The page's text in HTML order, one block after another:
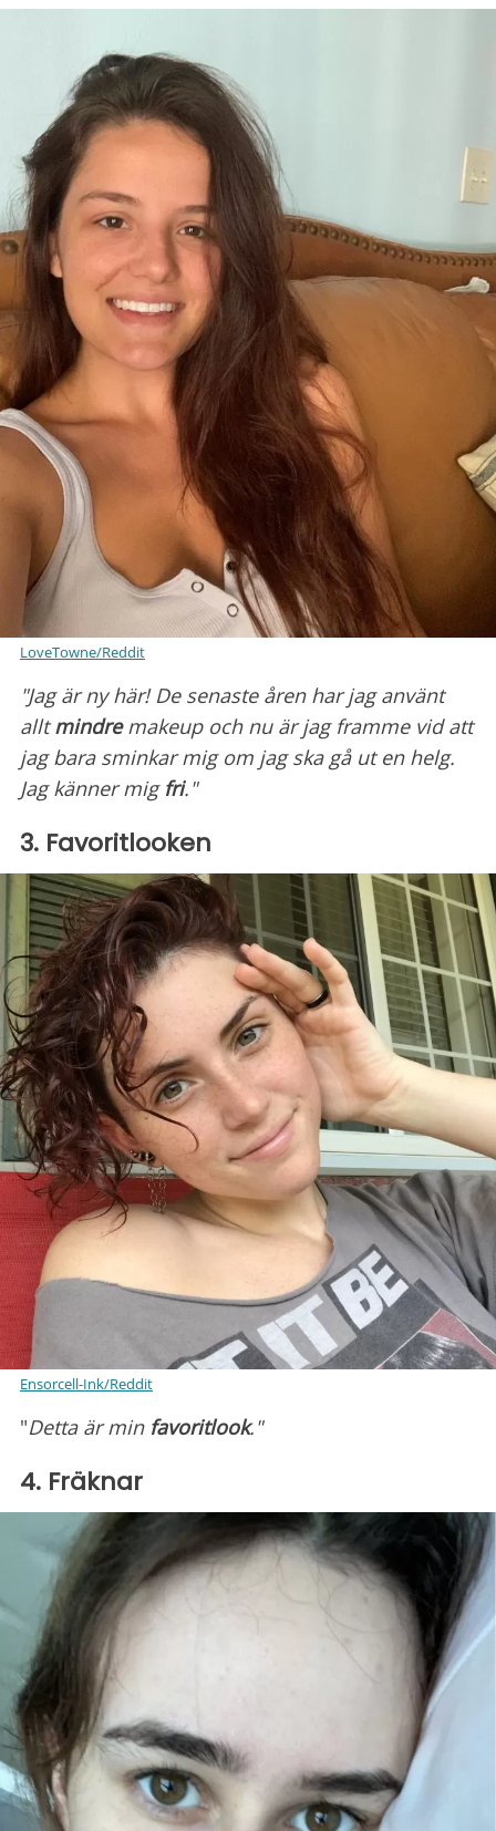
LoveTowne/Reddit
"Jag är ny här! De senaste åren har jag använt
alltmindremakeup och nu är jag framme vid att
jag bara sminkar mig om jag ska gå ut en helg.
Jag känner mig fri."
3. Favoritlooken
Ensorcell-Ink/Reddit
"Detta är min favoritlook."
4. Fräknar